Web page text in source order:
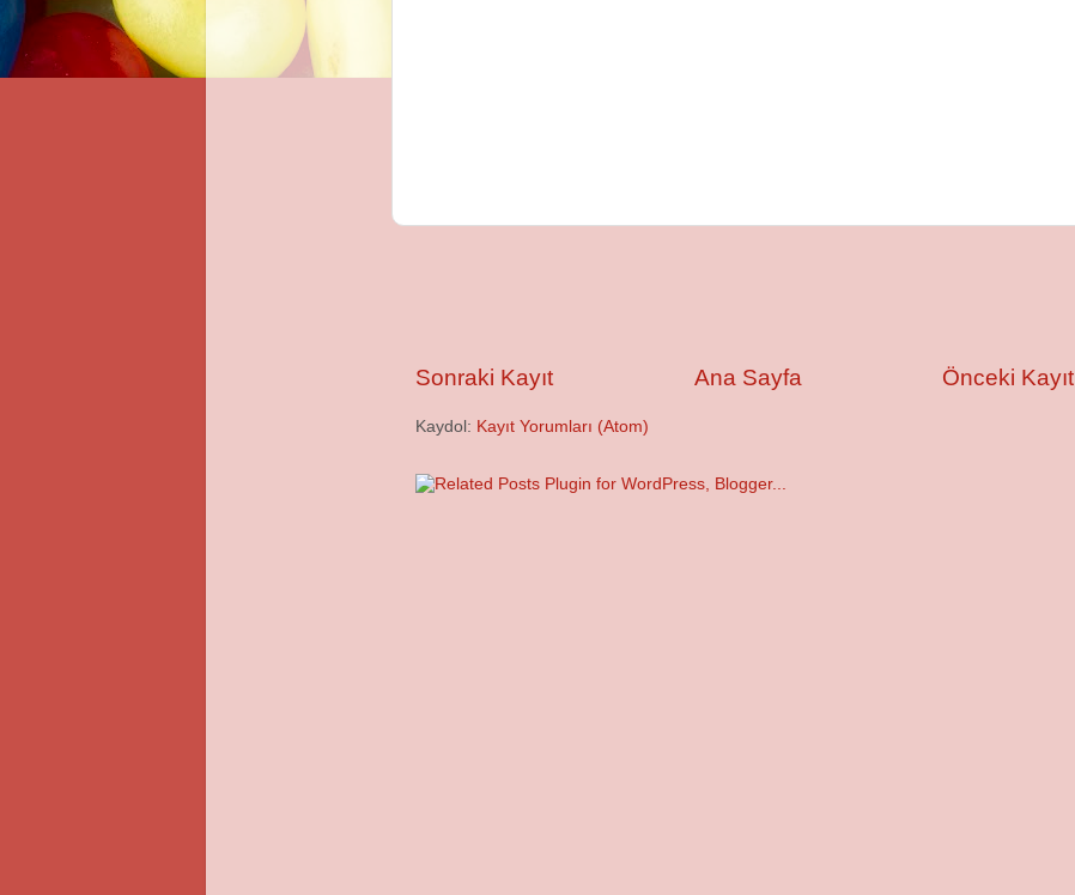
Sonraki Kayıt Önceki Kayıt
Ana Sayfa
Kaydol: Kayıt Yorumları (Atom)